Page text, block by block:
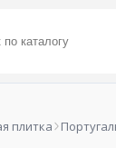
плитка